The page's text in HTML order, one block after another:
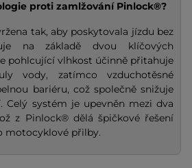
proti zamlžování Pinlock®?
tak, aby poskytovala jízdu bez
na základě dvou klíčových
pohlcující vlhkost účinně přitahuje
vody, zatímco vzduchotěsné
bariéru, což společně snižuje
Celý systém je upevněn mezi dva
z Pinlock® dělá špičkové řešení
motocyklové přilby.